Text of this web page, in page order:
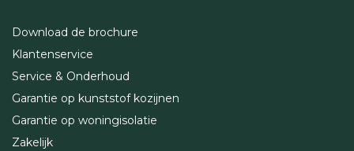
Download de brochure
Klantenservice
Service & Onderhoud
Garantie op kunststof kozijnen
Garantie op woningisolatie
Zakelijk